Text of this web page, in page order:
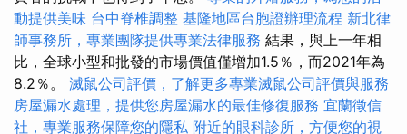
動提供美味 台中脊椎調整 基隆地區台胞證辦理流程 新北律
師事務所，專業團隊提供專業法律服務 結果，與上一年相
比，全球小型和批發的市場價值僅增加1.5％，而2021年為
8.2％。 滅鼠公司評價，了解更多專業滅鼠公司評價與服務
房屋漏水處理，提供您房屋漏水的最佳修復服務 宜蘭徵信
社，專業服務保障您的隱私 附近的眼科診所，方便您的視